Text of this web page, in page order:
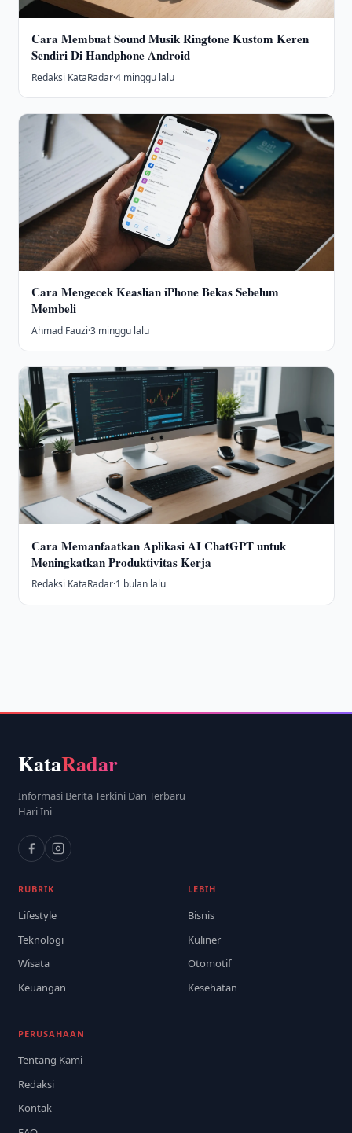
Cara Membuat Sound Musik Ringtone Kustom Keren
Sendiri Di Handphone Android
Redaksi KataRadar·4 minggu lalu
Cara Mengecek Keaslian iPhone Bekas Sebelum
Membeli
Ahmad Fauzi·3 minggu lalu
Cara Memanfaatkan Aplikasi AI ChatGPT untuk
Meningkatkan Produktivitas Kerja
Redaksi KataRadar·1 bulan lalu
KataRadar
Informasi Berita Terkini Dan Terbaru
Hari Ini
RUBRIK
Lifestyle
Teknologi
Wisata
Keuangan
LEBIH
Bisnis
Kuliner
Otomotif
Kesehatan
PERUSAHAAN
Tentang Kami
Redaksi
Kontak